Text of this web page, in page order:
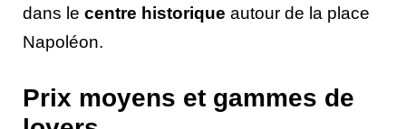
dans le centre historique autour de la place
Napoléon.
Prix moyens et gammes de